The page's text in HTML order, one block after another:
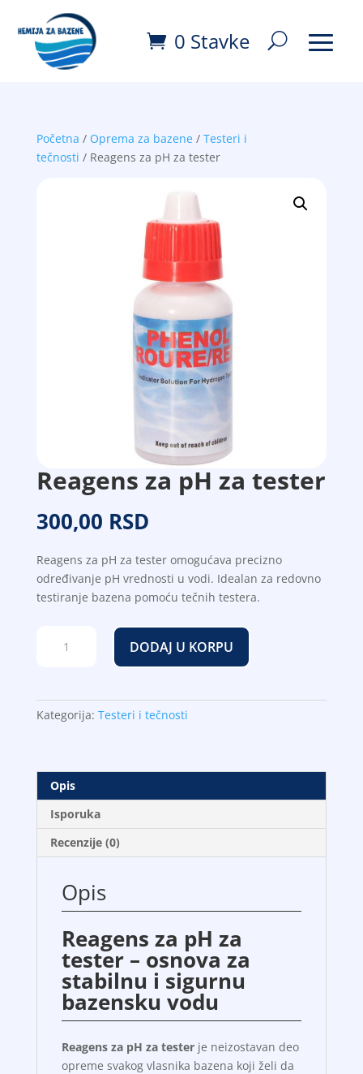
0 Stavke
Početna / Oprema za bazene/ Testeri i
tečnosti / Reagens za pH za tester
Reagens za pH za tester
300,00 RSD
Reagens za pH za tester omogućava precizno
određivanje pH vrednosti u vodi. Idealan za redovno
testiranje bazena pomoću tečnih testera.
tester
DODAJ U KORPU
Kategorija: Testeri i tečnosti
Opis
Isporuka
Recenzije (0)
Opis
Reagens za pH za
tester – osnova za
stabilnu i sigurnu
bazensku vodu
Reagens za pH za testerje neizostavan deo
opreme svakog vlasnika bazena koji želi da